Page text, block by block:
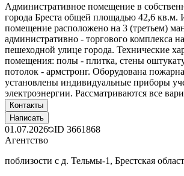
Административное помещение в
города Бреста общей площадью 42,6 кв.м.
помещение расположено на 3 (третьем)
административно - торгового комплекса
пешеходной улице города. Технические
помещения: полы - плитка, стены
потолок - армстронг. Оборудована
установлены индивидуальные приборы
электроэнергии. Рассматриваются все
Контакты
Написать
01.07.2026 ID 3661868
Агентство
поблизости с д. Тельмы-1, Брестская